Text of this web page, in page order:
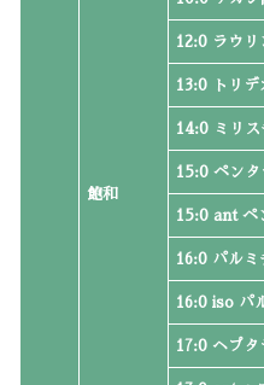
飽和
12:0 ラウリ
13:0 トリデ
14:0 ミリス
15:0 ペンタ
15:0 ant ペ
16:0 パルミ
16:0 iso パ
17:0 ヘプタ